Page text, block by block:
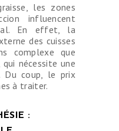
les zones
influencent
En effet, la
des cuisses
complexe que
nécessite une
Du coup, le prix
à traiter.
: